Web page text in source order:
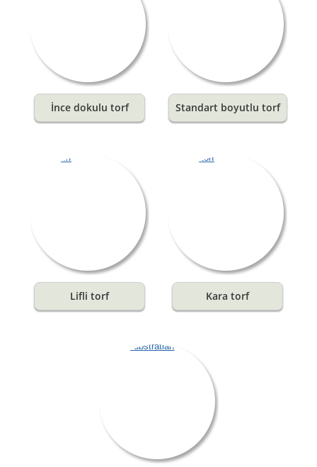
İnce dokulu torf Standart boyutlu torf
Lifli torf Kara torf